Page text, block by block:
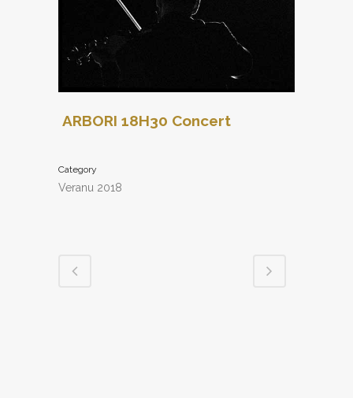
ARBORI 18H30 Concert
Category
Veranu 2018